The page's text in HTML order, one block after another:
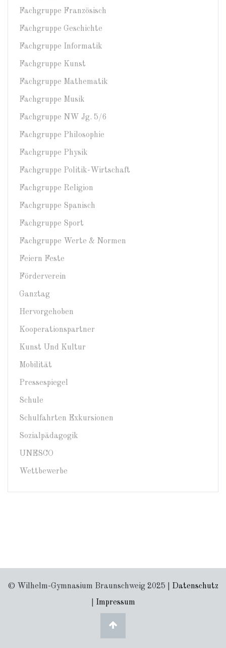
Fachgruppe Französisch
Fachgruppe Geschichte
Fachgruppe Informatik
Fachgruppe Kunst
Fachgruppe Mathematik
Fachgruppe Musik
Fachgruppe NW Jg. 5/6
Fachgruppe Philosophie
Fachgruppe Physik
Fachgruppe Politik-Wirtschaft
Fachgruppe Religion
Fachgruppe Spanisch
Fachgruppe Sport
Fachgruppe Werte & Normen
Feiern Feste
Förderverein
Ganztag
Hervorgehoben
Kooperationspartner
Kunst Und Kultur
Mobilität
Pressespiegel
Schule
Schulfahrten Exkursionen
Sozialpädagogik
UNESCO
Wettbewerbe
© Wilhelm-Gymnasium Braunschweig 2025 | Datenschutz
Impressum